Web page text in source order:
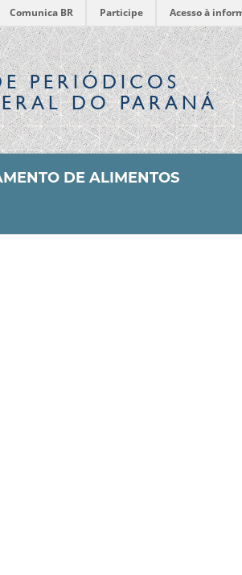
Comunica BR Participe Acesso à
PERIÓDICOS
DO PARANÁ
DE ALIMENTOS